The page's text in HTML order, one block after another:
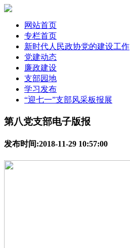
网站首页
专栏首页
新时代人民政协党的建设工作
党建动态
廉政建设
支部园地
学习发布
“迎七一”支部风采板报展
第八党支部电子版报
发布时间:2018-11-29 10:57:00